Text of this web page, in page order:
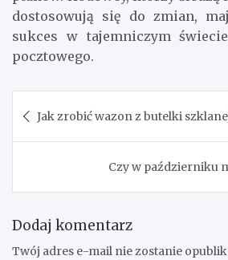
dostosowują się do zmian,
sukces w tajemniczym
pocztowego.
wpisu
Jak zrobić wazon z butelki
Czy w październiku
Dodaj komentarz
Twój adres e-mail nie zostanie